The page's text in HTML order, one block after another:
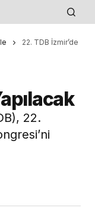
22. TDB İzmir’de
22.